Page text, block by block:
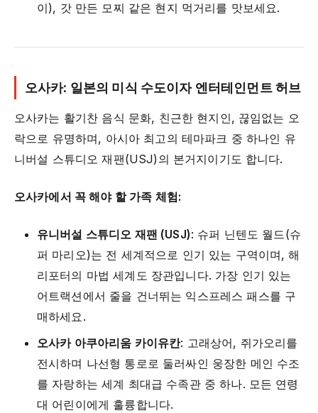
이), 갓 만든 모찌 같은 현지 먹거리를 맛보세요.
오사카: 일본의 미식 수도이자 엔터테인먼트 허브
오사카는 활기찬 음식 문화, 친근한 현지인, 끊임없는 오
락으로 유명하며, 아시아 최고의 테마파크 중 하나인 유
니버설 스튜디오 재팬(USJ)의 본거지이기도 합니다.
오사카에서 꼭 해야 할 가족 체험:
유니버설 스튜디오 재팬 (USJ): 슈퍼 닌텐도 월드(슈
퍼 마리오)는 전 세계적으로 인기 있는 구역이며, 해
리포터의 마법 세계도 장관입니다. 가장 인기 있는
어트랙션에서 줄을 건너뛰는 익스프레스 패스를 구
매하세요.
오사카 아쿠아리움 카이유칸: 고래상어, 쥐가오리를
전시하며 나선형 통로로 둘러싸인 웅장한 메인 수조
를 자랑하는 세계 최대급 수족관 중 하나. 모든 연령
대 어린이에게 훌륭합니다.